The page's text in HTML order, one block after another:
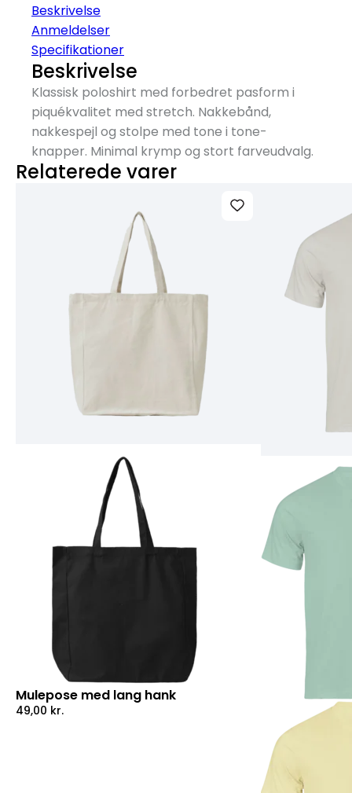
Beskrivelse
Anmeldelser
Specifikationer
Beskrivelse
Klassisk poloshirt med forbedret pasform i
piquékvalitet med stretch. Nakkebånd,
nakkespejl og stolpe med tone i tone-
knapper. Minimal krymp og stort farveudvalg.
Relaterede varer
Mulepose med lang hank
49,00 kr.